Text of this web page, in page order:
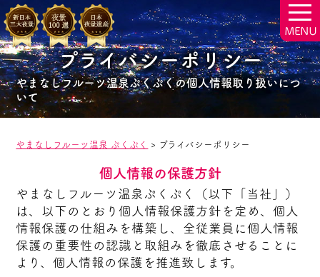
プライバシーポリシー
やまなしフルーツ温泉ぷくぷくの個人情報取り扱いにつ
いて
やまなしフルーツ温泉 ぷくぷく > プライバシーポリシー
個人情報の保護方針
やまなしフルーツ温泉ぷくぷく（以下「当社」）
は、以下のとおり個人情報保護方針を定め、個人
情報保護の仕組みを構築し、全従業員に個人情報
保護の重要性の認識と取組みを徹底させることに
より、個人情報の保護を推進致します。